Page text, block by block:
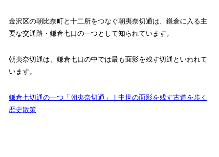
金沢区の朝比奈町と十二所をつなぐ朝夷奈切通は、鎌倉に入る主
要な交通路・鎌倉七口の一つとして知られています。
朝夷奈切通は、鎌倉七口の中では最も面影を残す切通といわれて
います。
鎌倉七切通の一つ「朝夷奈切通」｜中世の面影を残す古道を歩く
歴史散策